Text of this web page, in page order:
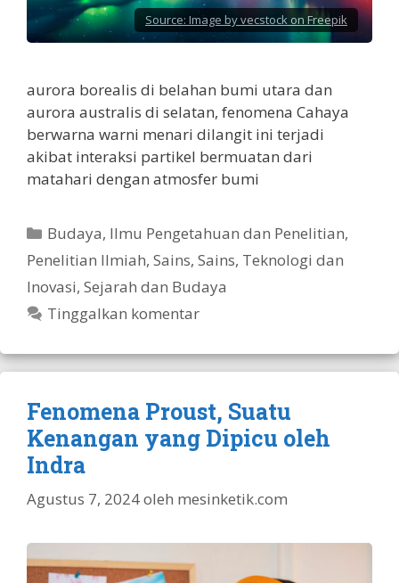
Source: Image by vecstock on Freepik
aurora borealis di belahan bumi utara dan
aurora australis di selatan, fenomena Cahaya
berwarna warni menari dilangit ini terjadi
akibat interaksi partikel bermuatan dari
matahari dengan atmosfer bumi
Kategori
Budaya, Ilmu Pengetahuan dan Penelitian,
Penelitian Ilmiah, Sains, Sains, Teknologi dan
Inovasi, Sejarah dan Budaya
Tinggalkan komentar
Fenomena Proust, Suatu
Kenangan yang Dipicu oleh
Indra
Agustus 7, 2024oleh mesinketik.com